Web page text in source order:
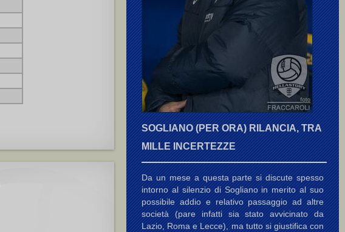
SOGLIANO (PER ORA) RILANCIA, TRA
MILLE INCERTEZZE
Da un mese a questa parte si discute spesso
intorno al silenzio di Sogliano in merito al suo
possibile addio e relativo passaggio ad altre
società (pare infatti sia stato avvicinato da
Lazio, Roma e Lecce), ma tutto si giustifica con